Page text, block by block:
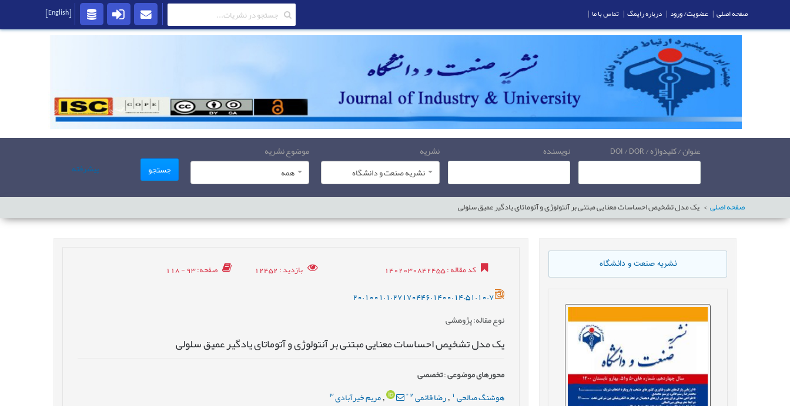
عنوان / کلیدواژه / DOI / DOR نویسنده
نشریه
نشریه صنعت و دانشگاه
موضوع نشریه
همه
جستجو پیشرفته
صفحه اصلی یک مدل تشخیص احساسات معنایی مبتنی بر آنتولوژی و آتوماتای یادگیر عمیق سلولی
نشریه صنعت و دانشگاه کد مقاله: 1402030842455 بازدید: 12452 صفحه: 93 - 118
20.1001.1.27170446.1400.14.51.10.7
نوع مقاله: پژوهشی
یک مدل تشخیص احساسات معنایی مبتنی بر آنتولوژی و آتوماتای یادگیر عمیق سلولی
محورهای موضوعی:تخصصی
هوشنگ صالحی 1
,رضا قائمی2
*
,مریم خیرآبادی3
صفحه اصلی | عضویت/ ورود | درباره رایمگ | تماس با ما |
[English]